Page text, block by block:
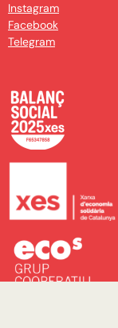
Instagram
Facebook
Telegram